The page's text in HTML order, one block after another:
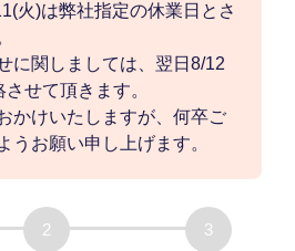
火)は弊社指定の休業日とさ
に関しましては、翌日8/12
せて頂きます。
かけいたしますが、何卒ご
うお願い申し上げます。
2 3